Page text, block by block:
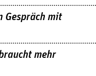
Gespräch mit
mehr